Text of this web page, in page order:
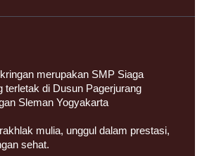
merupakan SMP Siaga
terletak di Dusun Pagerjurang
Sleman Yogyakarta
mulia, unggul dalam prestasi,
sehat.